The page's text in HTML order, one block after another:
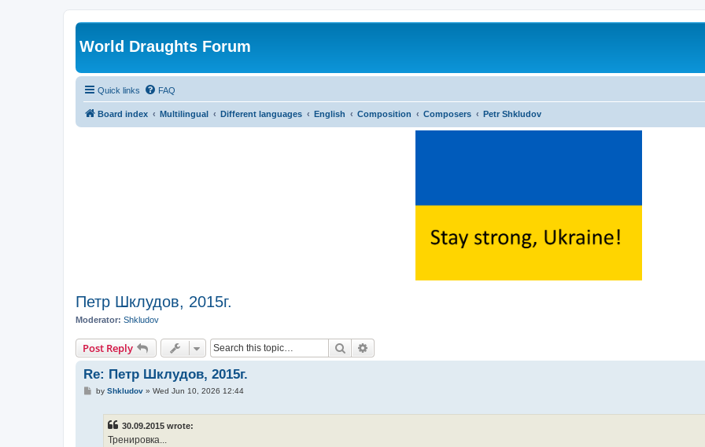
World Draughts Forum
Quick links FAQ
Board index Multilingual Different languages English Composition Composers Petr Shkludov
Петр Шклудов, 2015г.
Moderator: Shkludov
Post Reply Search
Re: Петр Шклудов, 2015г.
Pby Shkludov» Wed Jun 10, 2026 12:44
30.09.2015 wrote:
Тренировка...